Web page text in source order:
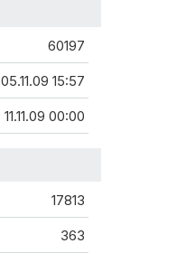
60197
05.11.09 15:57
11.11.09 00:00
17813
363